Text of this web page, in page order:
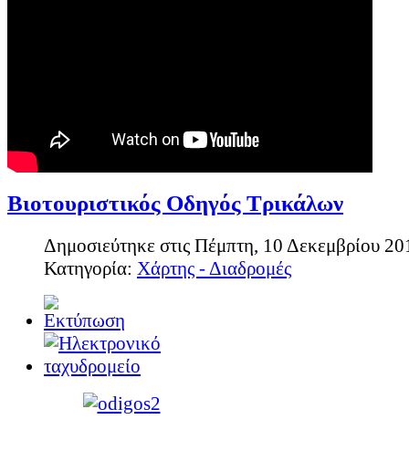
Βιοτουριστικός Οδηγός Τρικάλων
Δημοσιεύτηκε στις Πέμπτη, 10 Δεκεμβρίου
Κατηγορία: Χάρτης - Διαδρομές